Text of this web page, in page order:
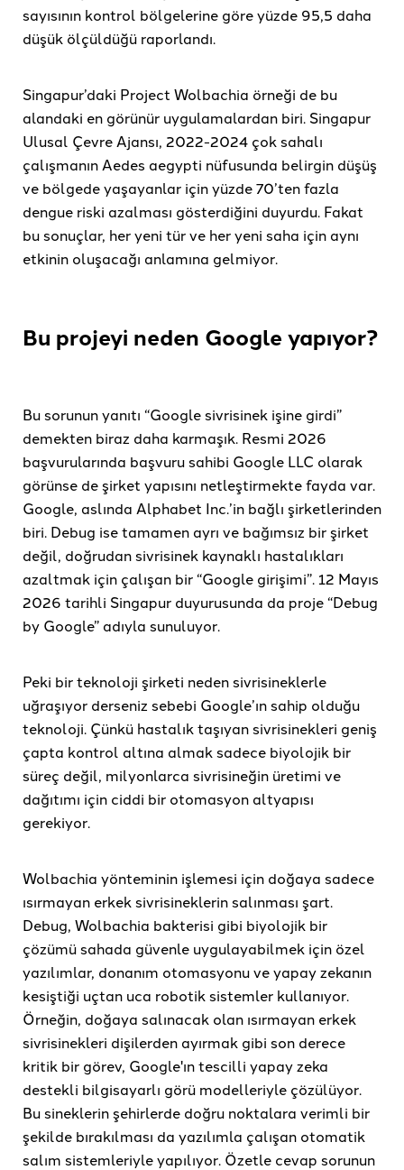
sayısının kontrol bölgelerine göre yüzde 95,5 daha
düşük ölçüldüğü raporlandı.
Singapur’daki Project Wolbachia örneği de bu
alandaki en görünür uygulamalardan biri. Singapur
Ulusal Çevre Ajansı, 2022-2024 çok sahalı
çalışmanın Aedes aegypti nüfusunda belirgin düşüş
ve bölgede yaşayanlar için yüzde 70’ten fazla
dengue riski azalması gösterdiğini duyurdu. Fakat
bu sonuçlar, her yeni tür ve her yeni saha için aynı
etkinin oluşacağı anlamına gelmiyor.
Bu projeyi neden Google yapıyor?
Bu sorunun yanıtı “Google sivrisinek işine girdi”
demekten biraz daha karmaşık. Resmi 2026
başvurularında başvuru sahibi Google LLC olarak
görünse de şirket yapısını netleştirmekte fayda var.
Google, aslında Alphabet Inc.’in bağlı şirketlerinden
biri. Debug ise tamamen ayrı ve bağımsız bir şirket
değil, doğrudan sivrisinek kaynaklı hastalıkları
azaltmak için çalışan bir “Google girişimi”. 12 Mayıs
2026 tarihli Singapur duyurusunda da proje “Debug
by Google” adıyla sunuluyor.
Peki bir teknoloji şirketi neden sivrisineklerle
uğraşıyor derseniz sebebi Google’ın sahip olduğu
teknoloji. Çünkü hastalık taşıyan sivrisinekleri geniş
çapta kontrol altına almak sadece biyolojik bir
süreç değil, milyonlarca sivrisineğin üretimi ve
dağıtımı için ciddi bir otomasyon altyapısı
gerekiyor.
Wolbachia yönteminin işlemesi için doğaya sadece
ısırmayan erkek sivrisineklerin salınması şart.
Debug, Wolbachia bakterisi gibi biyolojik bir
çözümü sahada güvenle uygulayabilmek için özel
yazılımlar, donanım otomasyonu ve yapay zekanın
kesiştiği uçtan uca robotik sistemler kullanıyor.
Örneğin, doğaya salınacak olan ısırmayan erkek
sivrisinekleri dişilerden ayırmak gibi son derece
kritik bir görev, Google'ın tescilli yapay zeka
destekli bilgisayarlı görü modelleriyle çözülüyor.
Bu sineklerin şehirlerde doğru noktalara verimli bir
şekilde bırakılması da yazılımla çalışan otomatik
salım sistemleriyle yapılıyor. Özetle cevap sorunun